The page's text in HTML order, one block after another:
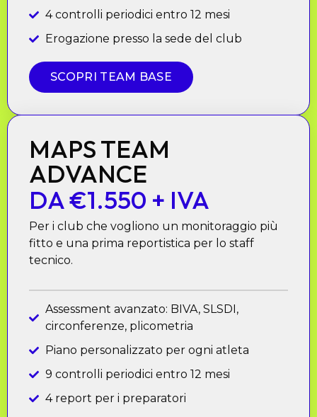
4 controlli periodici entro 12 mesi
Erogazione presso la sede del club
SCOPRI TEAM BASE
MAPS TEAM
ADVANCE
DA €1.550 + IVA
Per i club che vogliono un monitoraggio più
fitto e una prima reportistica per lo staff
tecnico.
Assessment avanzato: BIVA, SLSDI,
circonferenze, plicometria
Piano personalizzato per ogni atleta
9 controlli periodici entro 12 mesi
4 report per i preparatori